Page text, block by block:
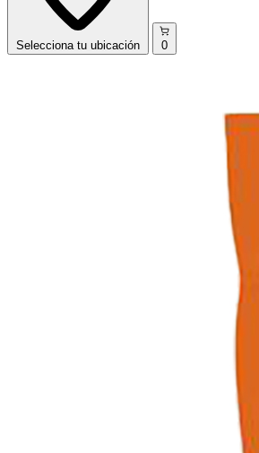
Selecciona tu ubicación 0